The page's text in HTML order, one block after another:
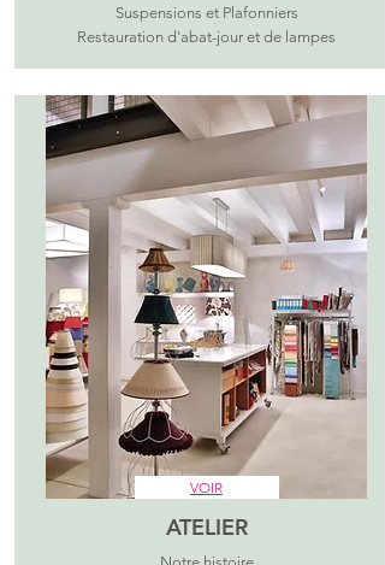
Suspensions et Plafonniers
Restauration d'abat-jour et de lampes
VOIR
ATELIER